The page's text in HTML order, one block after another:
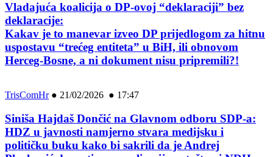
Vladajuća koalicija o DP-ovoj “deklaraciji” bez
deklaracije:
Kakav je to manevar izveo DP prijedlogom za hitnu
uspostavu “trećeg entiteta” u BiH, ili obnovom
Herceg-Bosne, a ni dokument nisu pripremili?!
TrisComHr● 21/02/2026 ● 17:47
Siniša Hajdaš Dončić na Glavnom odboru SDP-a:
HDZ u javnosti namjerno stvara medijsku i
političku buku kako bi sakrili da je Andrej